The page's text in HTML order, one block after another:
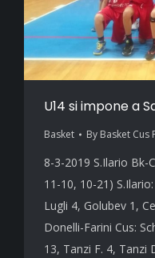
U14 si impone a
Basket By Basket Cus
8-3-2019 S.Ilario Bk-
11-10, 10-21)
Lugli 4, Golubev 1,
Donelli-Farini Cus:
13, Tanzi F. 4, Tanzi